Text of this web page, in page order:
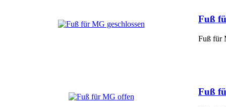
Fuß
Fuß für
Fuß